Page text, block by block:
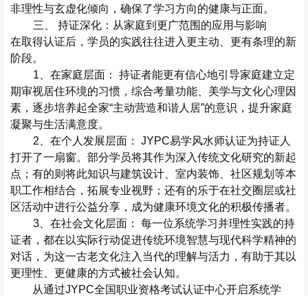
非理性与玄虚化倾向，确保了学习方向的健康与正面。
三、
持证深化：从家庭到更广范围的应用与影响
在取得认证后，学员的实践往往进入更主动、更有条理的新
阶段。
1 、在家庭层面：
持证者能更有信心地引导家庭建立定
期审视居住环境的习惯，综合考量功能、美学与文化心理因
素，逐步培养起全家“主动营造和谐人居”的意识，提升家庭
凝聚与生活满意度。
2 、在个人发展层面： JYPC易学风水师认证为持证人
打开了一扇窗。部分学员将其作为深入传统文化研究的新起
点；有的则将此知识与建筑设计、室内装饰、社区规划等本
职工作相结合，拓展专业视野；还有的乐于在社交圈层或社
区活动中进行公益分享，成为健康环境文化的积极传播者。
3、在社会文化层面：
每一位系统学习并理性实践的持
证者，都在以实际行动促进传统环境智慧与现代科学精神的
对话，为这一古老文化注入当代的理解与活力，有助于其以
更理性、更健康的方式被社会认知。
从通过JYPC全国职业资格考试认证中心开启系统学